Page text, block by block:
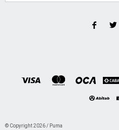
 
© Copyright 2026 / Puma